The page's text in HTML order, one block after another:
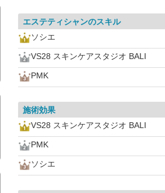
エステティシャンのスキル
ソシエ
VS28 スキンケアスタジオ BALI
PMK
施術効果
VS28 スキンケアスタジオ BALI
PMK
ソシエ